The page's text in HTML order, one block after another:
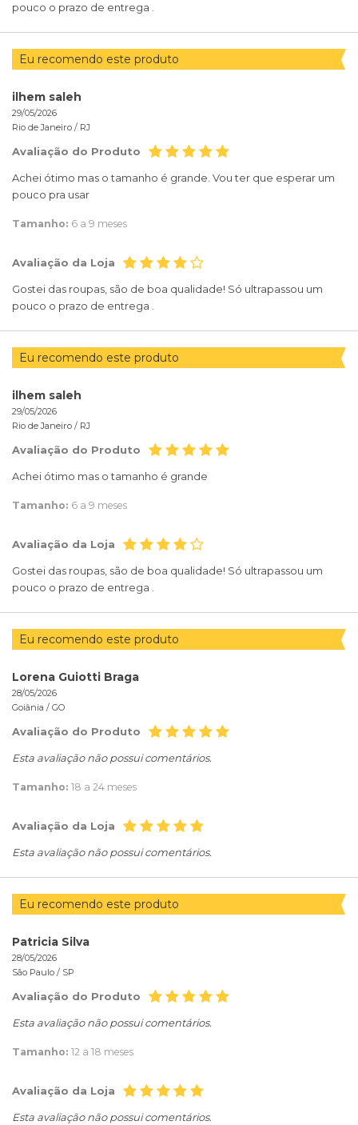
pouco o prazo de entrega .
Eu recomendo este produto
ilhem saleh
29/05/2026
Rio de Janeiro / RJ
Avaliação do Produto
Achei ótimo mas o tamanho é grande. Vou ter que esperar um
pouco pra usar
Tamanho: 6 a 9 meses
Avaliação da Loja
Gostei das roupas, são de boa qualidade! Só ultrapassou um
pouco o prazo de entrega .
Eu recomendo este produto
ilhem saleh
29/05/2026
Rio de Janeiro / RJ
Avaliação do Produto
Achei ótimo mas o tamanho é grande
Tamanho: 6 a 9 meses
Avaliação da Loja
Gostei das roupas, são de boa qualidade! Só ultrapassou um
pouco o prazo de entrega .
Eu recomendo este produto
Lorena Guiotti Braga
28/05/2026
Goiânia / GO
Avaliação do Produto
Esta avaliação não possui comentários.
Tamanho: 18 a 24 meses
Avaliação da Loja
Esta avaliação não possui comentários.
Eu recomendo este produto
Patricia Silva
28/05/2026
São Paulo / SP
Avaliação do Produto
Esta avaliação não possui comentários.
Tamanho: 12 a 18 meses
Avaliação da Loja
Esta avaliação não possui comentários.